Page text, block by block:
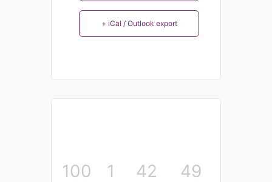
+ iCal / Outlook export
100 1 42 48